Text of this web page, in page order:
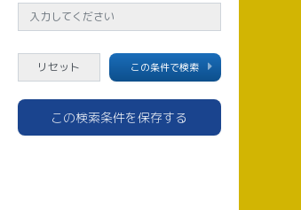
この条件で検索
この検索条件を保存する